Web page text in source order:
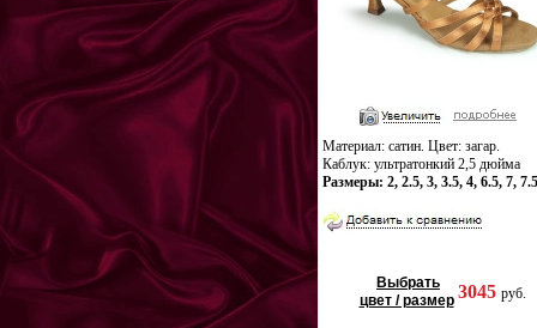
Материал: сатин. Цвет: загар.
Каблук: ультратонкий 2,5 дюйма
Размеры: 2, 2.5, 3, 3.5, 4, 6.5, 7, 7.5
Выбрать
цвет / размер 3045 руб.